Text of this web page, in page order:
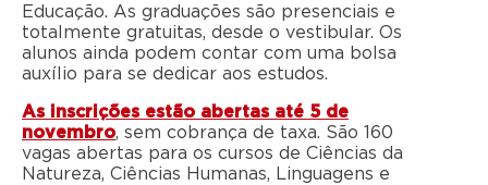
Educação. As graduações são presenciais e
totalmente gratuitas, desde o vestibular. Os
alunos ainda podem contar com uma bolsa
auxílio para se dedicar aos estudos.
As inscrições estão abertas até 5 de
novembro, sem cobrança de taxa. São 160
vagas abertas para os cursos de Ciências da
Natureza, Ciências Humanas, Linguagens e